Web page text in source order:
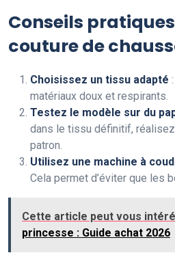
Conseils
couture de
Choisissez un tissu adapté
matériaux doux et respirants.
Testez le modèle sur du
dans le tissu définitif,
patron.
Utilisez une machine à
Cela permet d’éviter que les
Cette article peut vous
princesse : Guide achat 2026